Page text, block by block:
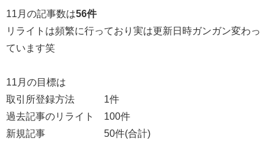
11月の記事数は56件
リライトは頻繁に行っており実は更新日時ガンガン変わっ
ています笑
11月の目標は
取引所登録方法 1件
過去記事のリライト 100件
新規記事 50件(合計)